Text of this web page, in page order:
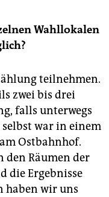
Wahllokalen
teilnehmen.
zwei bis drei
falls unterwegs
war in einem
Ostbahnhof.
den Räumen der
die Ergebnisse
haben wir uns